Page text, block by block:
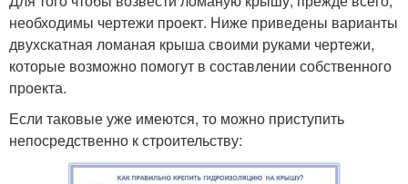
необходимы чертежи проект. Ниже приведены варианты
двухскатная ломаная крыша своими руками чертежи,
которые возможно помогут в составлении собственного
проекта.
Если таковые уже имеются, то можно приступить
непосредственно к строительству: